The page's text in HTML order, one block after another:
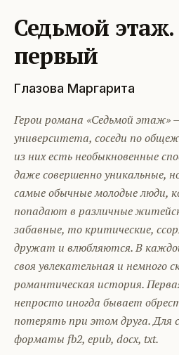
Седьмой этаж.
первый
Глазова Маргарита
Герои романа «Седьмой этаж»
университета, соседи по
из них есть необыкновенные
даже совершенно уникальные,
самые обычные молодые люди,
попадают в различные
забавные, то критические,
дружат и влюбляются. В
своя увлекательная и немного
романтическая история.
непросто иногда бывает
потерять при этом друга. Для
форматы fb2, epub, docx, txt.